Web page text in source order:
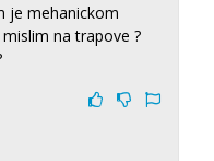
je mehanickom
na trapove ?